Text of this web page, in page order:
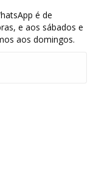
é de
e aos sábados e
aos domingos.